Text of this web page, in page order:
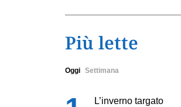
Più lette
Oggi Settimana
L’inverno targato